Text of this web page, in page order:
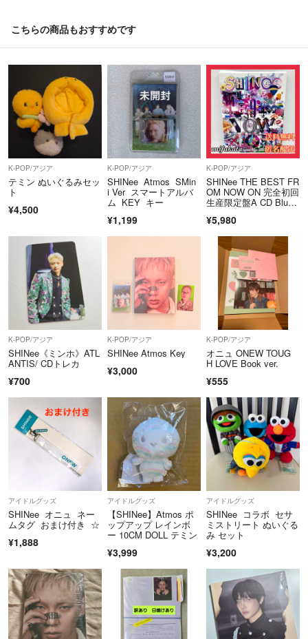
こちらの商品もおすすめです
K-POP/アジア
テミン ぬいぐるみセッ
ト
¥4,500
K-POP/アジア
SHINee Atmos SMin
i Ver スマートアルバ
ム KEY キー
¥1,199
K-POP/アジア
SHINee THE BEST FR
OM NOW ON 完全初回
生産限定盤A CD Blu-R
¥5,980
K-POP/アジア
SHINee《ミンホ》ATL
ANTIS/ CDトレカ
¥700
K-POP/アジア
SHINee Atmos Key
¥3,000
K-POP/アジア
オニュ ONEW TOUG
H LOVE Book ver.
¥555
アイドルグッズ
SHINee オニュ ネー
ムタグ おまけ付き ☆
¥1,888
アイドルグッズ
【SHINee】Atmos ポ
ップアップ レインボ
ー 10CM DOLL テミン
¥3,999
アイドルグッズ
SHINee コラボ セサ
ミストリート ぬいぐる
み セット
¥3,200